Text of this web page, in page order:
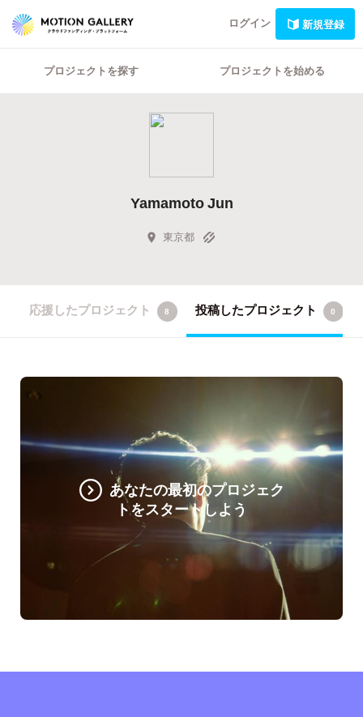
ログイン 新規登録
プロジェクトを探す プロジェクトを始める
Yamamoto Jun
東京都
応援したプロジェクト 8 投稿したプロジェクト 0
あなたの最初のプロジェク
トをスタートしよう